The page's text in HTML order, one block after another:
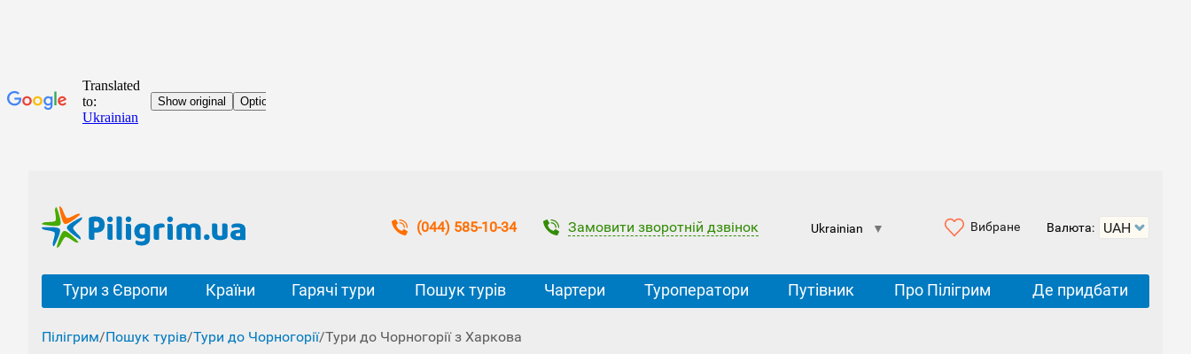
(044) 585-10-34 Замовити зворотній дзвінок Ukrainian ▼ Вибране Валюта:
Тури з Європи Країни Гарячі тури Пошук турів Чартери Туроператори Путівник Про Пілігрим Де придбати
Пілігрим/Пошук турів/Тури до Чорногорії/Тури до Чорногорії з Харкова